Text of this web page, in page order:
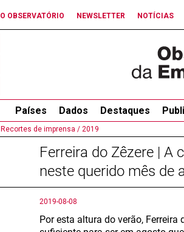
O OBSERVATÓRIO NEWSLETTER NOTÍCIAS
Países Dados Destaques
Recortes de imprensa / 2019
Ferreira do Zêzere | A
neste querido mês de
2019-08-08
Por esta altura do verão,